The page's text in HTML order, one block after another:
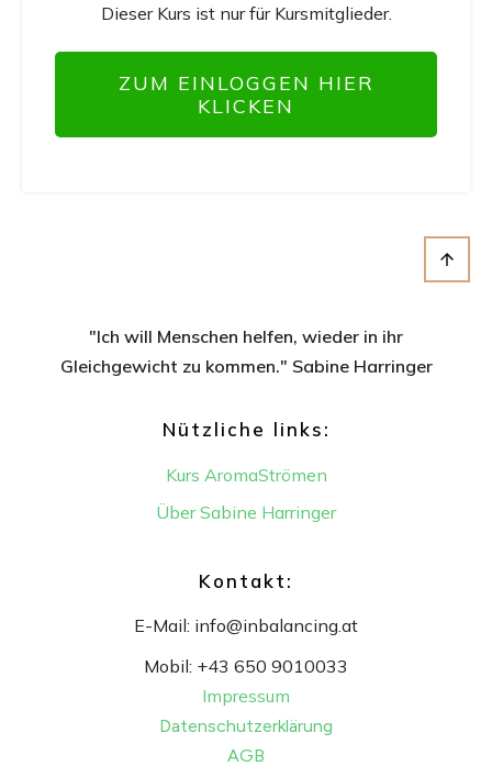
Dieser Kurs ist nur für Kursmitglieder.
ZUM EINLOGGEN HIER
KLICKEN
"Ich will Menschen helfen, wieder in ihr
Gleichgewicht zu kommen." Sabine Harringer
Nützliche links:
Kurs AromaStrömen
Über Sabine Harringer
Kontakt:
E-Mail: info@inbalancing.at
Mobil: +43 650 9010033
Impressum
Datenschutzerklärung
AGB